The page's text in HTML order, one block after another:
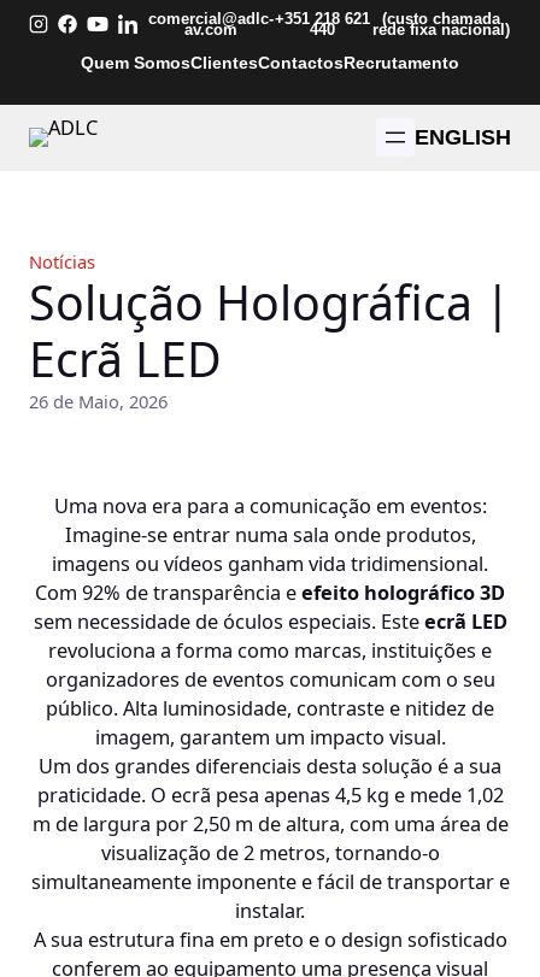
Saltar
para
conteúdo
comercial@adlc-
av.com
+351 218 621
440
(custo chamada
rede fixa nacional)
Quem SomosClientesContactosRecrutamento
ENGLISH
Notícias
Solução Holográfica |
Ecrã LED
26 de Maio, 2026
Uma nova era para a comunicação em eventos:
Imagine-se entrar numa sala onde produtos,
imagens ou vídeos ganham vida tridimensional.
Com 92% de transparência eefeito holográfico 3D
sem necessidade de óculos especiais. Esteecrã LED
revoluciona a forma como marcas, instituições e
organizadores de eventos comunicam com o seu
público. Alta luminosidade, contraste e nitidez de
imagem, garantem um impacto visual.
Um dos grandes diferenciais desta solução é a sua
praticidade. O ecrã pesa apenas 4,5 kg e mede 1,02
m de largura por 2,50 m de altura, com uma área de
visualização de 2 metros, tornando-o
simultaneamente imponente e fácil de transportar e
instalar.
A sua estrutura fina em preto e o design sofisticado
conferem ao equipamento uma presença visual